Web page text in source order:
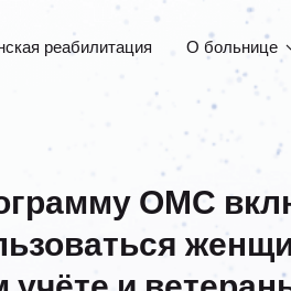
реабилитация О больнице
ОМС